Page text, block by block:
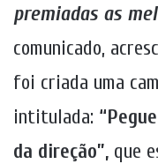
premiadas as
comunicado,
foi criada uma
intitulada:
da direção”, que